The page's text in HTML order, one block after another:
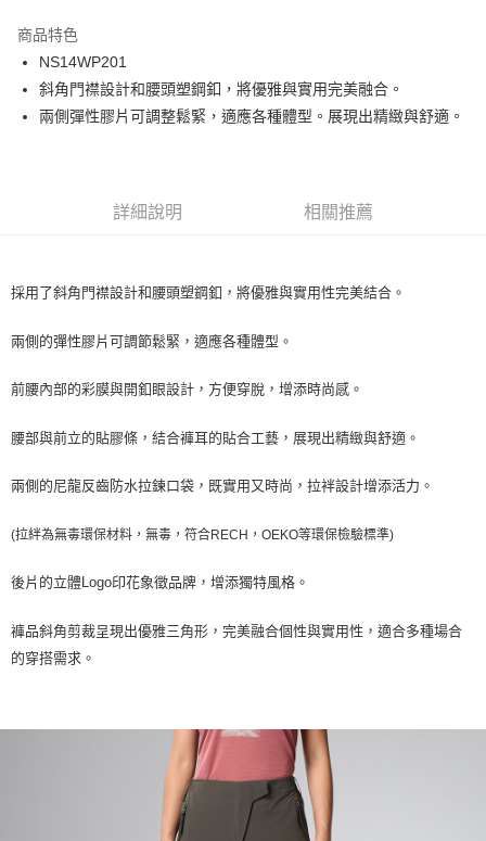
街口支付
悠遊付
全家超取(2000以上免運)
每筆NT$100
7-11超取(2000以上免運)
每筆NT$100
宅配出貨(2000以上免運)
商品特色
NS14WP201
斜角門襟設計和腰頭塑鋼釦，將優雅與實用完美融合。
兩側彈性膠片可調整鬆緊，適應各種體型。展現出精緻與舒適。
詳細說明 相關推薦
採用了斜角門襟設計和腰頭塑鋼釦，將優雅與實用性完美結合。
兩側的彈性膠片可調節鬆緊，適應各種體型。
前腰內部的彩膜與開釦眼設計，方便穿脫，增添時尚感。
腰部與前立的貼膠條，結合褲耳的貼合工藝，展現出精緻與舒適。
兩側的尼龍反齒防水拉鍊口袋，既實用又時尚，拉袢設計增添活力。
(拉絆為無毒環保材料，無毒，符合RECH，OEKO等環保檢驗標準)
後片的立體 Logo印花象徵品牌，增添獨特風格。
褲品斜角剪裁呈現出優雅三角形，完美融合個性與實用性，適合多種場合
的穿搭需求。